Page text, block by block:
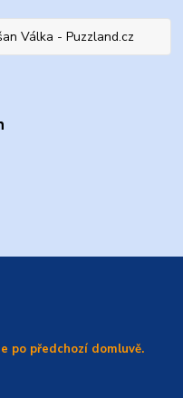
Válka - Puzzland.cz
po předchozí domluvě.